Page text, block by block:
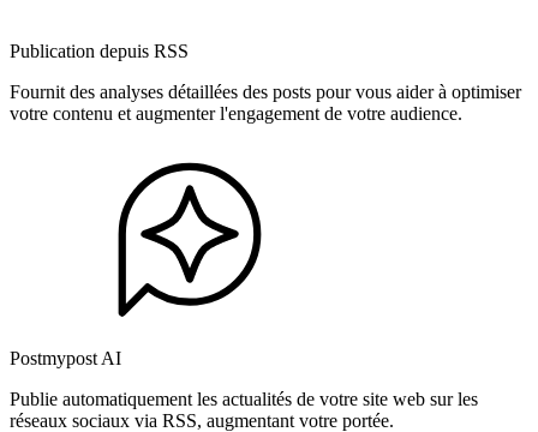
Publication depuis RSS
Fournit des analyses détaillées des posts pour vous aider à optimiser
votre contenu et augmenter l'engagement de votre audience.
Postmypost AI
Publie automatiquement les actualités de votre site web sur les
réseaux sociaux via RSS, augmentant votre portée.